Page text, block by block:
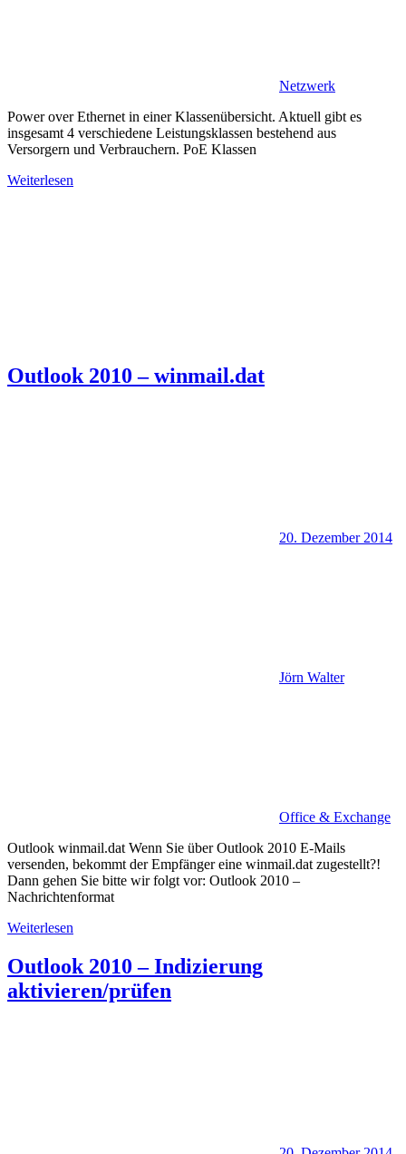
Netzwerk
Power over Ethernet in einer Klassenübersicht. Aktuell gibt es
insgesamt 4 verschiedene Leistungsklassen bestehend aus
Versorgern und Verbrauchern. PoE Klassen
Weiterlesen
Outlook 2010 – winmail.dat
20. Dezember 2014
Jörn Walter
Office & Exchange
Outlook winmail.dat Wenn Sie über Outlook 2010 E-Mails
versenden, bekommt der Empfänger eine winmail.dat zugestellt?!
Dann gehen Sie bitte wir folgt vor: Outlook 2010 –
Nachrichtenformat
Weiterlesen
Outlook 2010 – Indizierung
aktivieren/prüfen